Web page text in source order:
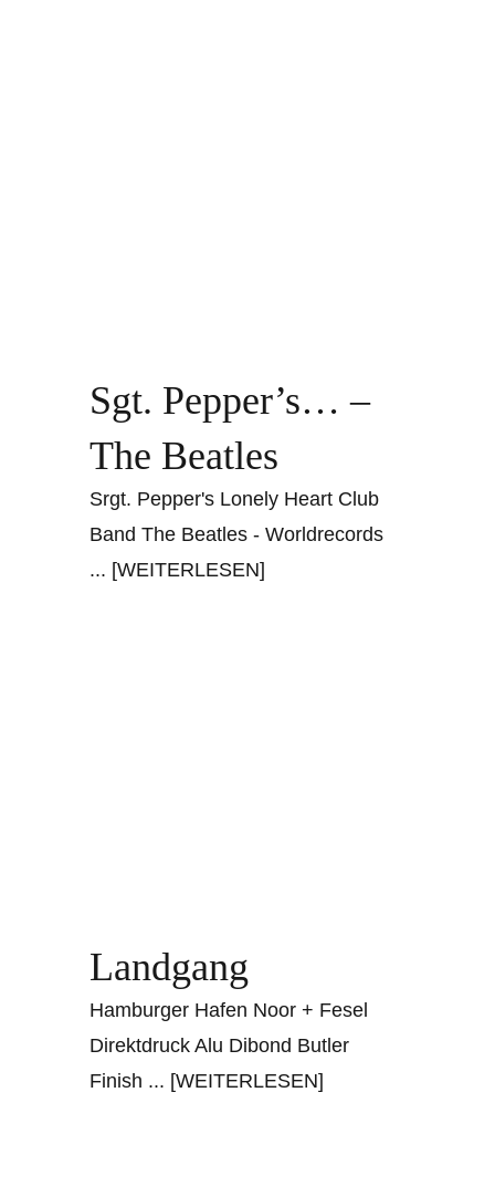
Sgt. Pepper’s… –
The Beatles
Srgt. Pepper's Lonely Heart Club
Band The Beatles - Worldrecords
... [WEITERLESEN]
Landgang
Hamburger Hafen Noor + Fesel
Direktdruck Alu Dibond Butler
Finish ... [WEITERLESEN]